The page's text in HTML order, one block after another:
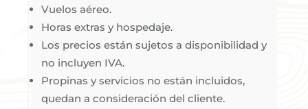
Vuelos aéreo.
Horas extras y hospedaje.
Los precios están sujetos a disponibilidad y
no incluyen IVA.
Propinas y servicios no están incluidos,
quedan a consideración del cliente.